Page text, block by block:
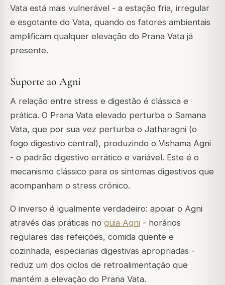
Vata está mais vulnerável - a estação fria, irregular
e esgotante do Vata, quando os fatores ambientais
amplificam qualquer elevação do Prana Vata já
presente.
Suporte ao Agni
A relação entre stress e digestão é clássica e
prática. O Prana Vata elevado perturba o Samana
Vata, que por sua vez perturba o Jatharagni (o
fogo digestivo central), produzindo o Vishama Agni
- o padrão digestivo errático e variável. Este é o
mecanismo clássico para os sintomas digestivos que
acompanham o stress crónico.
O inverso é igualmente verdadeiro: apoiar o Agni
através das práticas no guia Agni - horários
regulares das refeições, comida quente e
cozinhada, especiarias digestivas apropriadas -
reduz um dos ciclos de retroalimentação que
mantém a elevação do Prana Vata.